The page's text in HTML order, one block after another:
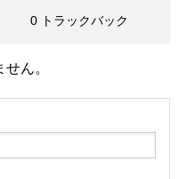
0 トラックバック
ん。